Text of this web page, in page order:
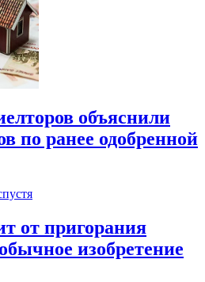
объяснили
по ранее одобренной
от пригорания
изобретение